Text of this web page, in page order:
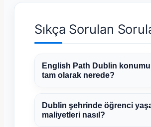
Sıkça Sorulan
English Path Dublin konumu
tam olarak nerede?
Dublin şehrinde öğrenci
maliyetleri nasıl?